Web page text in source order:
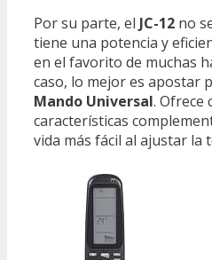
Por su parte, el JC-12 no
tiene una potencia y
en el favorito de muchas
caso, lo mejor es apostar
Mando Universal. Ofrece
características
vida más fácil al ajustar la